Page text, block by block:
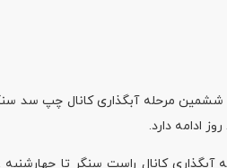
مرحله آبگذاری کانال چپ سد